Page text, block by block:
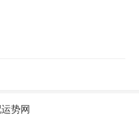
势网